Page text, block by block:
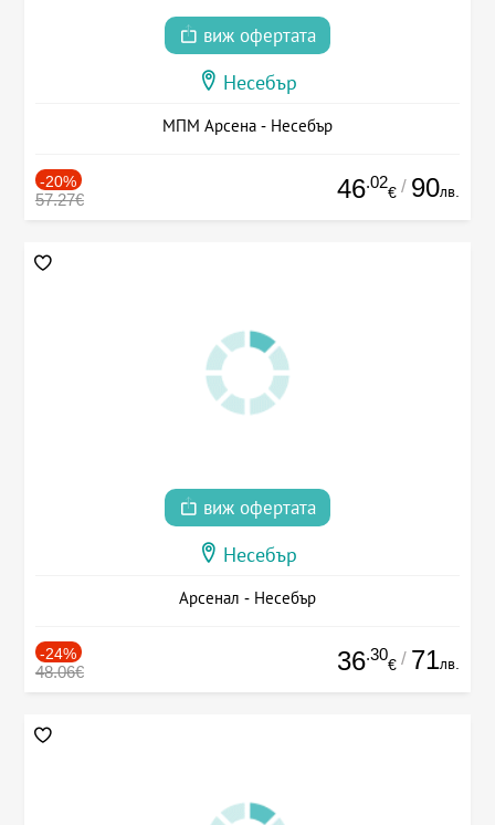
виж офертата
Несебър
МПМ Арсена - Несебър
-20%
57.27€ 46.02
€ / 90лв.
виж офертата
Несебър
Арсенал - Несебър
-24%
48.06€ 36.30
€ / 71лв.